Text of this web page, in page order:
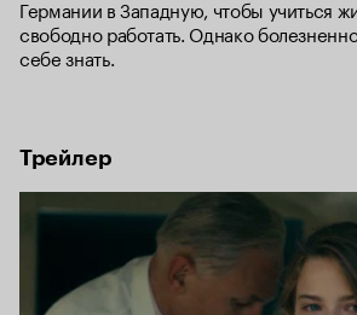
Германии в Западную, чтобы учиться
свободно работать. Однако
себе знать.
Трейлер